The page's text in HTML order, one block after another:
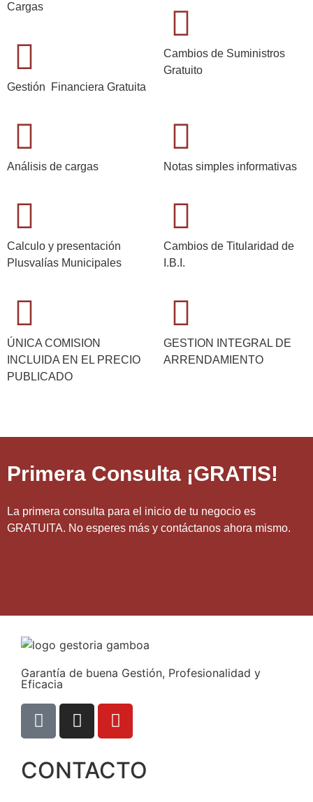
Cargas
Gestión Financiera Gratuita
Cambios de Suministros
Gratuito
Análisis de cargas
Calculo y presentación
Plusvalías Municipales
ÚNICA COMISION
INCLUIDA EN EL PRECIO
PUBLICADO
Notas simples informativas
Cambios de Titularidad de
I.B.I.
GESTION INTEGRAL DE
ARRENDAMIENTO
Primera Consulta ¡GRATIS!
La primera consulta para el inicio de tu negocio es
GRATUITA. No esperes más y contáctanos ahora mismo.
Garantía de buena Gestión, Profesionalidad y
Eficacia
CONTACTO